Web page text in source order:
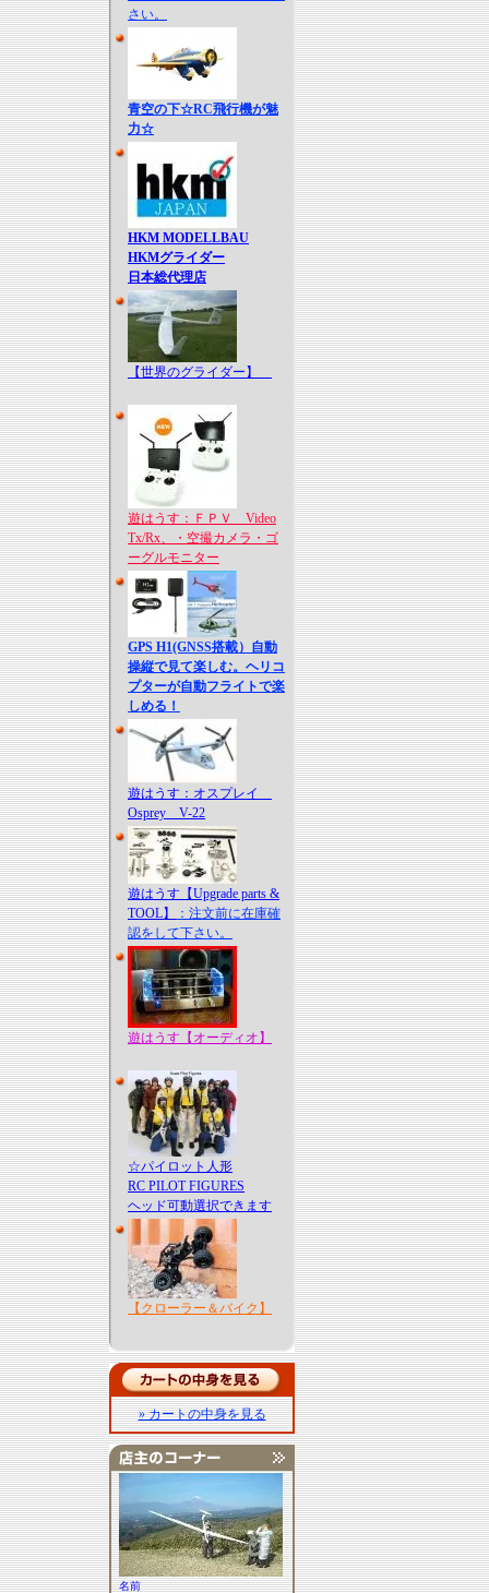
さい。
青空の下☆RC飛行機が魅
力☆
HKM MODELLBAU
HKMグライダー
日本総代理店
【世界のグライダー】
遊はうす：ＦＰＶ Video
Tx/Rx、・空撮カメラ・ゴ
ーグルモニター
GPS H1(GNSS搭載）自動
操縦で見て楽しむ。ヘリコ
プターが自動フライトで楽
しめる！
遊はうす：オスプレイ
Osprey V-22
遊はうす【Upgrade parts &
TOOL】
：注文前に在庫確
認をして下さい。
遊はうす【オーディオ】
☆パイロット人形
RC PILOT FIGURES
ヘッド可動選択できます
【クローラー＆バイク】
» カートの中身を見る
名前